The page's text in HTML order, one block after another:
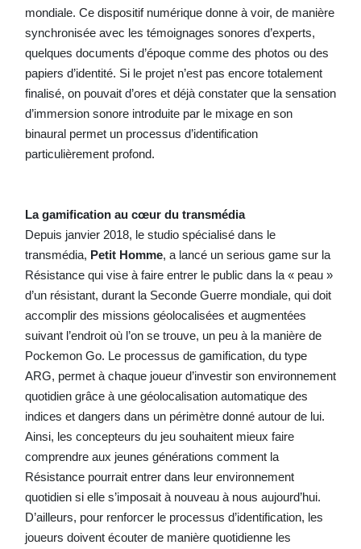
mondiale. Ce dispositif numérique donne à voir, de manière
synchronisée avec les témoignages sonores d’experts,
quelques documents d’époque comme des photos ou des
papiers d’identité. Si le projet n’est pas encore totalement
finalisé, on pouvait d’ores et déjà constater que la sensation
d’immersion sonore introduite par le mixage en son
binaural permet un processus d’identification
particulièrement profond.
La gamification au cœur du transmédia
Depuis janvier 2018, le studio spécialisé dans le
transmédia, Petit Homme, a lancé un serious game sur la
Résistance qui vise à faire entrer le public dans la « peau »
d’un résistant, durant la Seconde Guerre mondiale, qui doit
accomplir des missions géolocalisées et augmentées
suivant l’endroit où l’on se trouve, un peu à la manière de
Pockemon Go. Le processus de gamification, du type
ARG, permet à chaque joueur d’investir son environnement
quotidien grâce à une géolocalisation automatique des
indices et dangers dans un périmètre donné autour de lui.
Ainsi, les concepteurs du jeu souhaitent mieux faire
comprendre aux jeunes générations comment la
Résistance pourrait entrer dans leur environnement
quotidien si elle s’imposait à nouveau à nous aujourd’hui.
D’ailleurs, pour renforcer le processus d’identification, les
joueurs doivent écouter de manière quotidienne les